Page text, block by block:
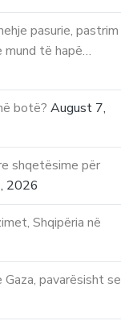
pasurie, pastrim
mund të hapë…
botë? August 7,
shqetësime për
2026
Shqipëria në
pavarësisht se